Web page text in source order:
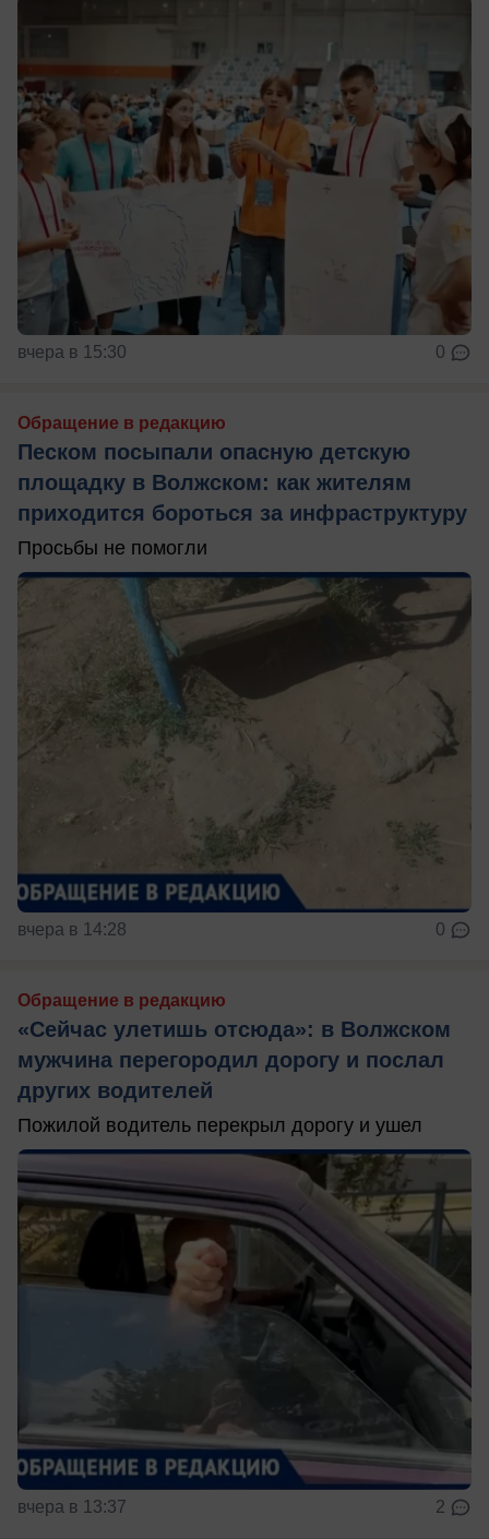
вчера в 15:30 0
Обращение в редакцию
Песком посыпали опасную детскую
площадку в Волжском: как жителям
приходится бороться за инфраструктуру
Просьбы не помогли
вчера в 14:28 0
Обращение в редакцию
«Сейчас улетишь отсюда»: в Волжском
мужчина перегородил дорогу и послал
других водителей
Пожилой водитель перекрыл дорогу и ушел
вчера в 13:37 2